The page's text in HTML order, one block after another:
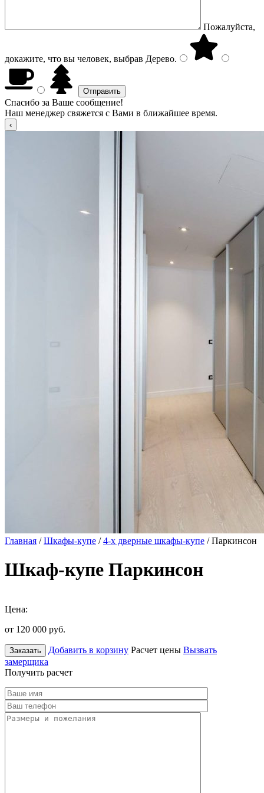
Пожалуйста,
докажите, что вы человек, выбрав Дерево.
Спасибо за Ваше сообщение!
Наш менеджер свяжется с Вами в ближайшее время.
Главная /Шкафы-купе /4-х дверные шкафы-купе / Паркинсон
Шкаф-купе Паркинсон
Цена:
от 120 000 руб.
Заказать Добавить в корзину Расчет цены Вызвать
замерщика
Получить расчет